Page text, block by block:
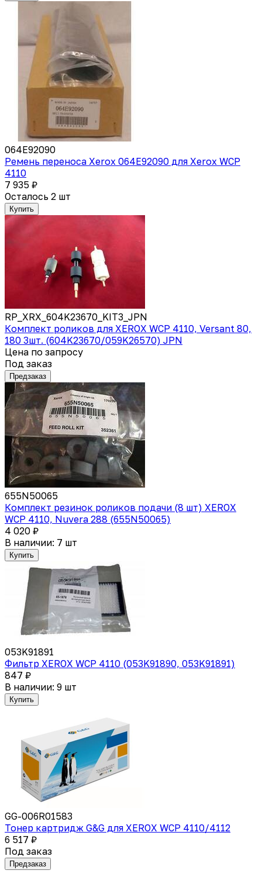
064E92090
Ремень переноса Xerox 064E92090 для Xerox WCP
4110
7 935 ₽
Осталось 2 шт
Купить
RP_XRX_604K23670_KIT3_JPN
Комплект роликов для XEROX WCP 4110, Versant 80,
180 3шт. (604K23670/059K26570) JPN
Цена по запросу
Под заказ
Предзаказ
655N50065
Комплект резинок роликов подачи (8 шт) XEROX
WCP 4110, Nuvera 288 (655N50065)
4 020 ₽
В наличии: 7 шт
Купить
053K91891
Фильтр XEROX WCP 4110 (053K91890, 053K91891)
847 ₽
В наличии: 9 шт
Купить
GG-006R01583
Тонер картридж G&G для XEROX WCP 4110/4112
6 517 ₽
Под заказ
Предзаказ